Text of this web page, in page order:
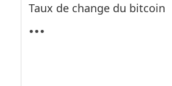
Taux de change du bitcoin
...